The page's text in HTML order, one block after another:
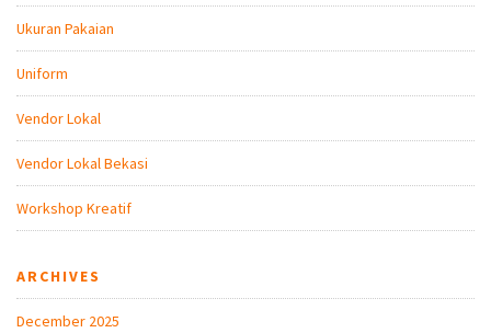
Ukuran Pakaian
Uniform
Vendor Lokal
Vendor Lokal Bekasi
Workshop Kreatif
ARCHIVES
December 2025